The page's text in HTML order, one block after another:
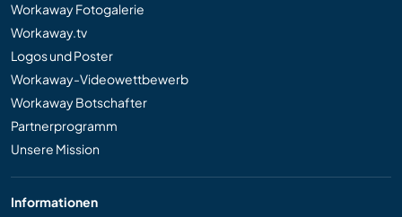
Workaway Fotogalerie
Workaway.tv
Logos und Poster
Workaway-Videowettbewerb
Workaway Botschafter
Partnerprogramm
Unsere Mission
Informationen